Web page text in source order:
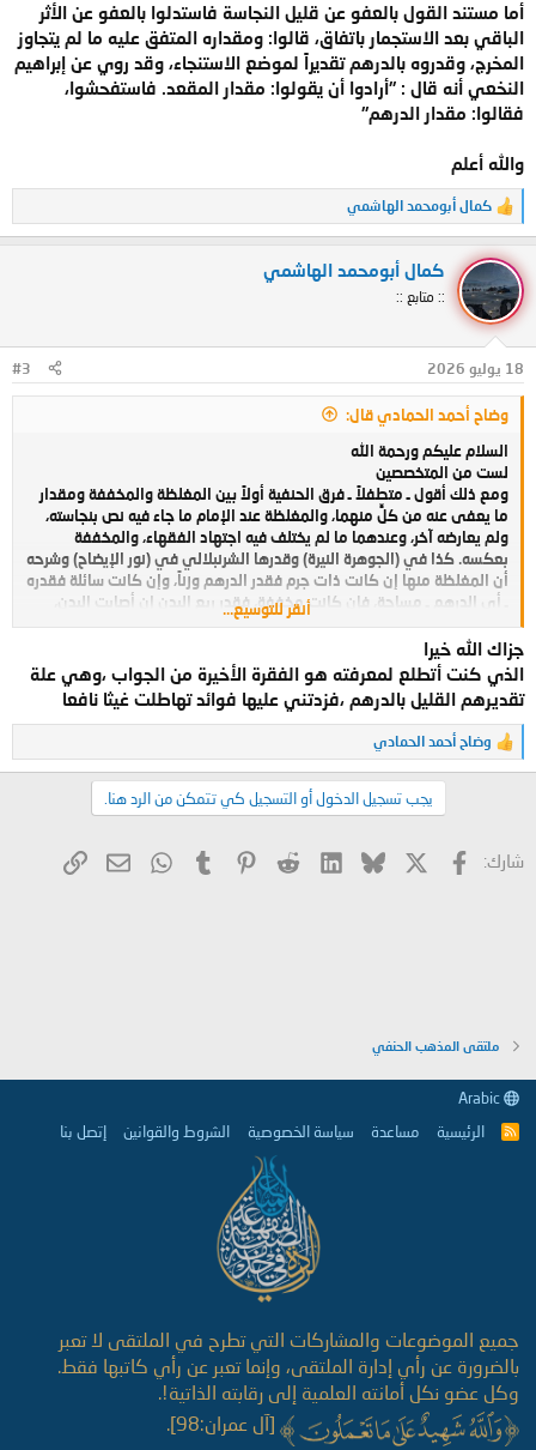
أما مستند القول بالعفو عن قليل النجاسة فاستدلوا بالعفو عن الأثر
الباقي بعد الاستجمار باتفاق، قالوا: ومقداره المتفق عليه ما لم يتجاوز
المخرج، وقدروه بالدرهم تقديراً لموضع الاستنجاء، وقد روي عن إبراهيم
النخعي أنه قال : "أرادوا أن يقولوا: مقدار المقعد. فاستفحشوا،
فقالوا: مقدار الدرهم"
والله أعلم
ا
ل
ف
ا
ع
ل
ا
ت
:
كمال أبومحمد الهاشمي
كمال أبومحمد الهاشمي
:: متابع ::
18 يوليو 2026 #3
وضاح أحمد الحمادي قال:
السلام عليكم ورحمة الله
لست من المتخصصين
ومع ذلك أقول ـ متطفلاً ـ فرق الحنفية أولاً بين المغلظة والمخففة ومقدار
ما يعفى عنه من كلٍّ منهما، والمغلظة عند الإمام ما جاء فيه نص بنجاسته،
ولم يعارضه آخر، وعندهما ما لم يختلف فيه اجتهاد الفقهاء، والمخففة
بعكسه. كذا في (الجوهرة النيرة) وقدرها الشرنبلالي في (نور الإيضاح) وشرحه
أن المغلظة منها إن كانت ذات جرم فقدر الدرهم وزناً، وإن كانت سائلة فقدره
ـ أي الدرهم ـ مساحة، فإن كانت مخففة، فقدر ربع البدن إن أصابت البدن،
وربع الثوب إن كانت في الثوب، وإن أصابت عضواً أو ساتره ككم، فقدر ربعه
أيضاً ونقل الشرنبلالي عن (التحفة) تصحيحه وعن (الحقائق) قوله "وعليه
والفتوى" لكن ضعفه الطحطاوي في (حاشيته). وتجب الإزالة وقطع الصلاة
إن كانت المغلظة قدر الدرهم، والمخففة قدر الربع. ولا يجب فيما دون ذلك.
ولا تكاد توجد مسألة مما ذكر إلا وفيها خلاف في المذهب يطول به الكلام.
أما مستند القول بالعفو عن قليل النجاسة فاستدلوا بالعفو عن الأثر الباقي
بعد الاستجمار باتفاق، قالوا: ومقداره المتفق عليه ما لم يتجاوز المخرج،
وقدروه بالدرهم تقديراً لموضع الاستنجاء، وقد روي عن إبراهيم النخعي أنه
قال : "أرادوا أن يقولوا: مقدار المقعد. فاستفحشوا، فقالوا: مقدار الدرهم"
أنقر للتوسيع...
جزاك الله خيرا
الذي كنت أتطلع لمعرفته هو الفقرة الأخيرة من الجواب ،وهي علة
تقديرهم القليل بالدرهم ،فزدتني عليها فوائد تهاطلت غيثا نافعا
ا
ل
ل
وضاح أحمد الحمادي
يجب تسجيل الدخول أو التسجيل كي تتمكن من الرد هنا.
شارك: فيسبوك Bluesky
LinkedIn
Reddit
Pinterest
Tumblr
WhatsApp
البريد
ملتقى المذهب الحنفي
R
الرئيسية مساعدة سياسة الخصوصية الشروط والقوانين إتصل بنا
جميع الموضوعات والمشاركات التي تطرح في الملتقى لا تعبر
بالضرورة عن رأي إدارة الملتقى، وإنما تعبر عن رأي كاتبها فقط.
وكل عضو نكل أمانته العلمية إلى رقابته الذاتية!.
[آل عمران:98].